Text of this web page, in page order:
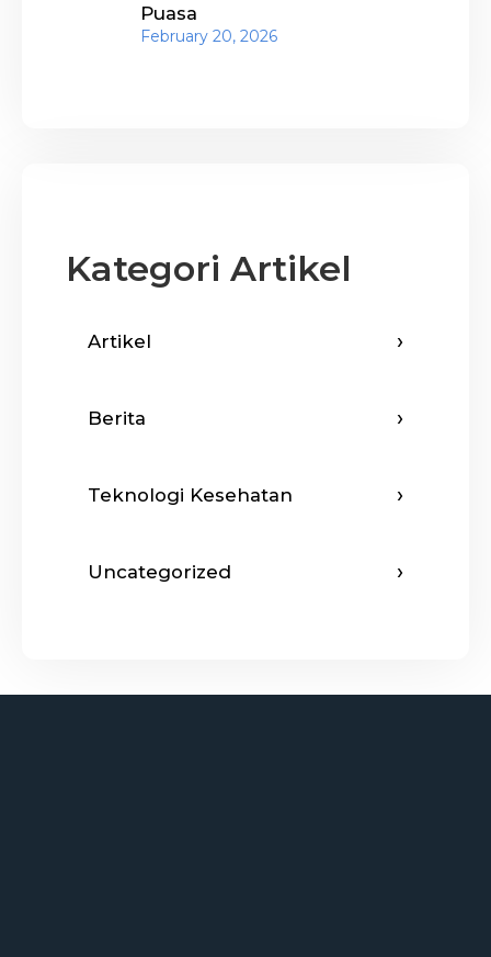
Puasa
February 20, 2026
Kategori Artikel
Artikel
Berita
Teknologi Kesehatan
Uncategorized